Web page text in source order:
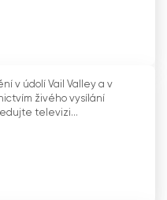
v údolí Vail Valley a v
živého vysílání
televizi...